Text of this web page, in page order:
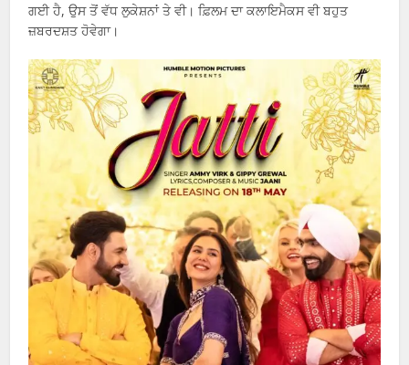
ਗਈ ਹੈ, ਉਸ ਤੋਂ ਵੱਧ ਲੁਕੇਸ਼ਨਾਂ ਤੇ ਵੀ। ਫ਼ਿਲਮ ਦਾ ਕਲਾਇਮੈਕਸ ਵੀ ਬਹੁਤ
ਜ਼ਬਰਦਸ਼ਤ ਹੋਵੇਗਾ।